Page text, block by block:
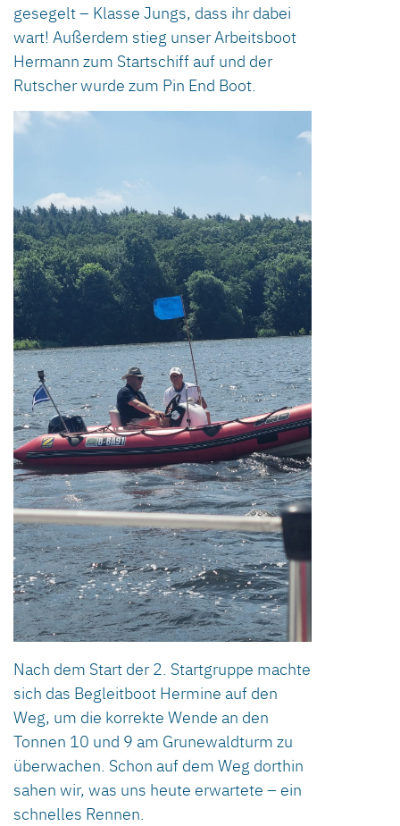
gesegelt – Klasse Jungs, dass ihr dabei
wart! Außerdem stieg unser Arbeitsboot
Hermann zum Startschiff auf und der
Rutscher wurde zum Pin End Boot.
Nach dem Start der 2. Startgruppe machte
sich das Begleitboot Hermine auf den
Weg, um die korrekte Wende an den
Tonnen 10 und 9 am Grunewaldturm zu
überwachen. Schon auf dem Weg dorthin
sahen wir, was uns heute erwartete – ein
schnelles Rennen.